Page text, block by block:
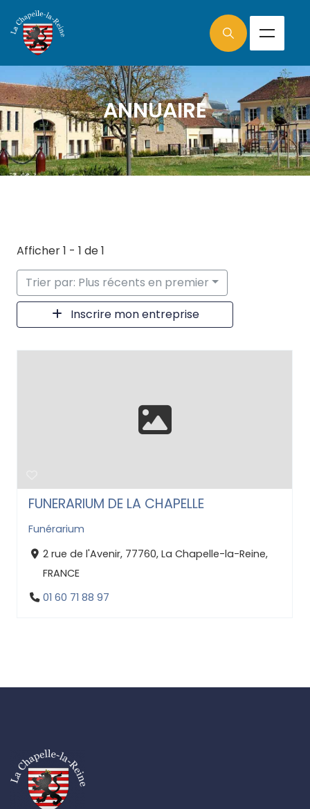
ANNUAIRE
Afficher 1 - 1 de 1
Trier par: Plus récents en premier
Inscrire mon entreprise
FUNERARIUM DE LA CHAPELLE
Funérarium
2 rue de l'Avenir, 77760, La Chapelle-la-Reine,
FRANCE
01 60 71 88 97